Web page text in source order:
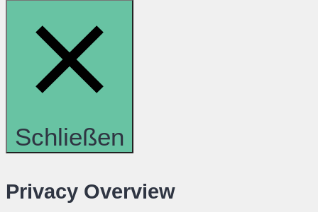
Schließen
Privacy Overview